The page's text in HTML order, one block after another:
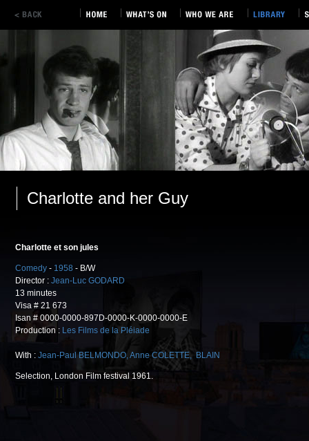
Charlotte and her Guy
Charlotte et son jules
Comedy - 1958 - B/W
Director : Jean-Luc GODARD
13 minutes
Visa # 21 673
Isan # 0000-0000-897D-0000-K-0000-0000-E
Production : Les Films de la Pléiade
With : Jean-Paul BELMONDO,Anne COLETTE, BLAIN
Selection, London Film festival 1961.